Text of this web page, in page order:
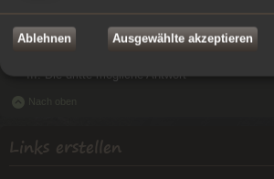
Die erste mögliche Antwort
Die dritte mögliche Antwort
Nach oben
Links erstellen
Ablehnen Ausgewählte akzeptieren